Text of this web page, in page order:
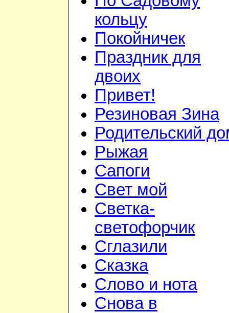
кольцу
Покойничек
Праздник для
двоих
Привет!
Резиновая Зина
Родительский
Рыжая
Сапоги
Свет мой
Светка-
светофорчик
Сглазили
Сказка
Слово и нота
Снова в